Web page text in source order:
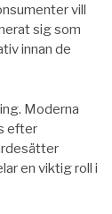
vill
sig som
innan de
Moderna
efter
en viktig roll i